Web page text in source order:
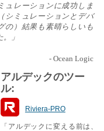
ュレーションに成功しま
シミュレーションとデバ
の）結果も素晴らしいも
」
- Ocean Logic
アルデックのツー
ル:
Riviera-PRO
「アルデックに変える前は、